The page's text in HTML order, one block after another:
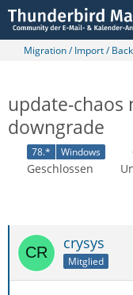
Migration / Import /
update-chaos
downgrade
78.* Windows
Geschlossen
crysys
Mitglied